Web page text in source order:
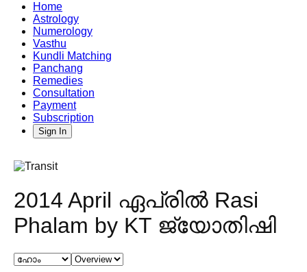
Home
Astrology
Numerology
Vasthu
Kundli Matching
Panchang
Remedies
Consultation
Payment
Subscription
Sign In
2014 April ഏപ്രിൽ Rasi
Phalam by KT ജ്യോതിഷി